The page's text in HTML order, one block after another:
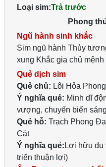
Loại sim:Trả trước
Phong
Ngũ hành sinh khắc
Sim ngũ hành Thủy
xung Khắc gia chủ mệnh
Quẻ dịch sim
Quẻ chủ: Lôi Hỏa
Ý nghĩa quẻ: Minh dĩ
vượng, chuyến biến
Quẻ hỗ: Trạch Phong
Cát
Ý nghĩa quẻ: Lợi hữu du
triển thuận lợi)